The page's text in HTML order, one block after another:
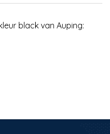
black van Auping: